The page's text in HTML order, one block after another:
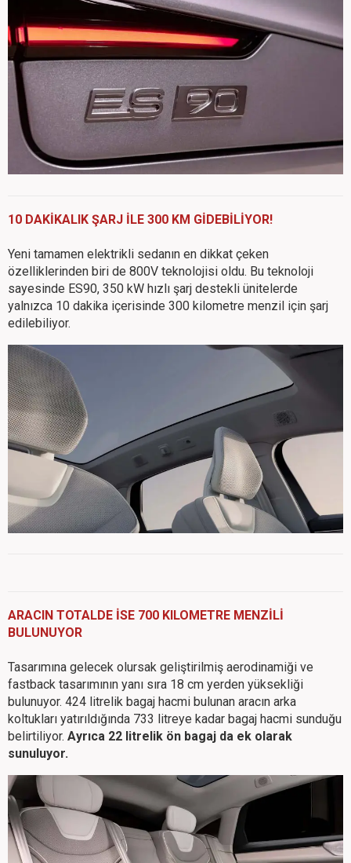
10 DAKİKALIK ŞARJ İLE 300 KM GİDEBİLİYOR!
Yeni tamamen elektrikli sedanın en dikkat çeken
özelliklerinden biri de 800V teknolojisi oldu. Bu teknoloji
sayesinde ES90, 350 kW hızlı şarj destekli ünitelerde
yalnızca 10 dakika içerisinde 300 kilometre menzil için şarj
edilebiliyor.
ARACIN TOTALDE İSE 700 KILOMETRE MENZİLİ
BULUNUYOR
Tasarımına gelecek olursak geliştirilmiş aerodinamiği ve
fastback tasarımının yanı sıra 18 cm yerden yüksekliği
bulunuyor. 424 litrelik bagaj hacmi bulunan aracın arka
koltukları yatırıldığında 733 litreye kadar bagaj hacmi sunduğu
belirtiliyor. Ayrıca 22 litrelik ön bagaj da ek olarak
sunuluyor.